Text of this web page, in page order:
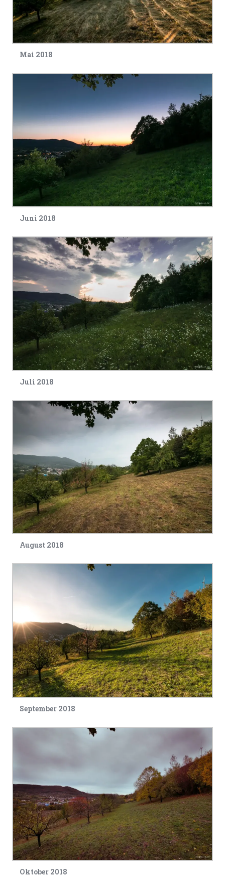
Mai 2018
Juni 2018
Juli 2018
August 2018
September 2018
Oktober 2018